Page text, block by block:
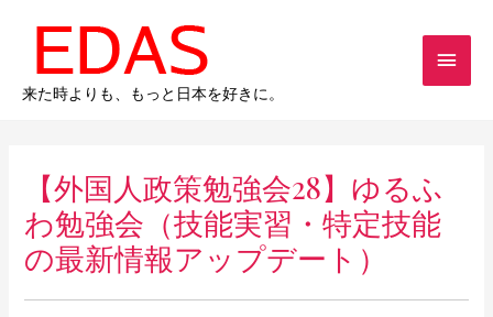
来た時よりも、もっと日本を好きに。
メ
イ
ニ
ー
【外国人政策勉強会28】ゆるふ
わ勉強会（技能実習・特定技能
の最新情報アップデート）